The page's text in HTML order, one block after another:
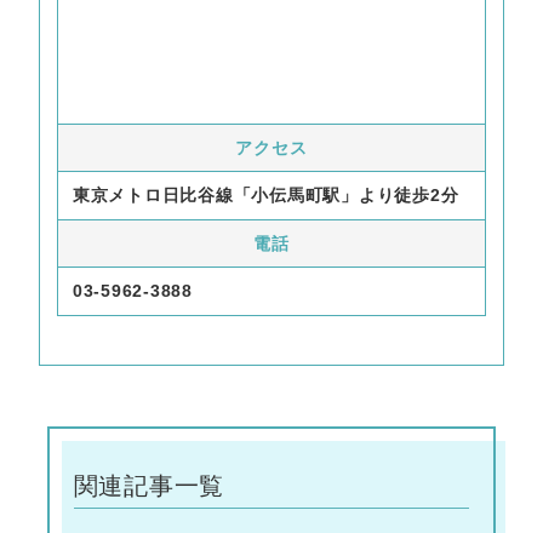
アクセス
東京メトロ日比谷線「小伝馬町駅」より徒歩2分
電話
03-5962-3888
関連記事一覧